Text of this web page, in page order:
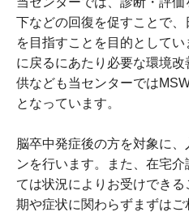
下などの回復を促すことで
を目指すことを目的として
に戻るにあたり必要な環境
供なども当センターでは
となっています。
脳卒中発症後の方を対象に
ンを行います。また、在宅
ては状況によりお受けでき
期や症状に関わらずまずはご